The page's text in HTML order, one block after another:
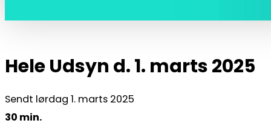
Hele Udsyn d. 1. marts 2025
Sendt lørdag 1. marts 2025
30 min.